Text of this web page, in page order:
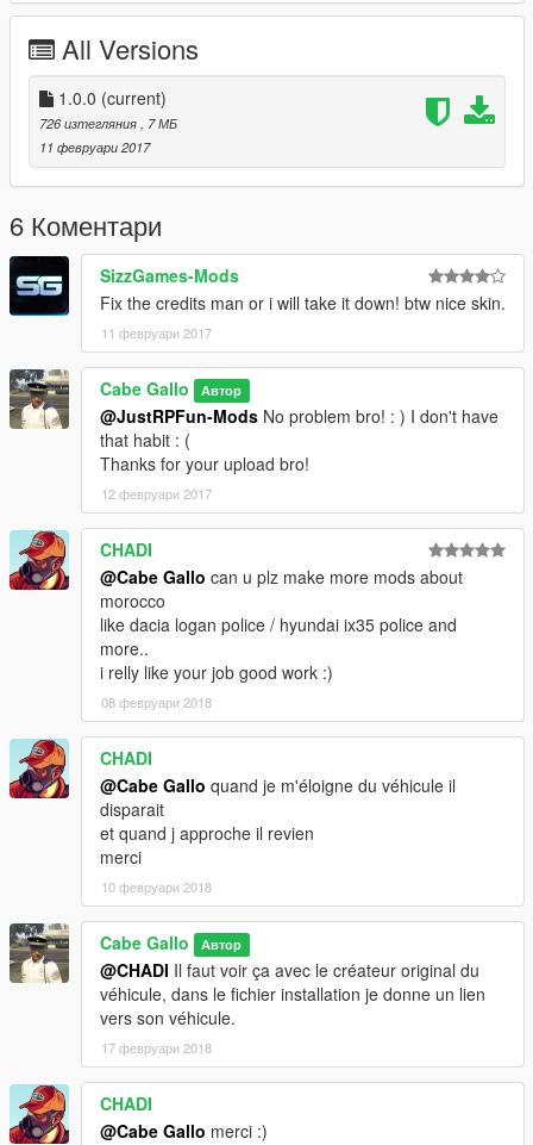
Skin: Cabe-Gallo
Dome light on stick: Installed By JustRPFunMods - Iddo, Made
by AchillesDKPoliceMods
Grill lights: Made by rockstar Installed by JustRPFunMods -
Iddo
Cabe Gallo
contact: cabegallo@netc.fr
All Versions
1.0.0 (current)
726 изтегляния, 7 МБ
11 февруари 2017
6 Коментари
SizzGames-Mods
Fix the credits man or i will take it down! btw nice skin.
11 февруари 2017
Cabe Gallo Автор
@JustRPFun-Mods No problem bro! : ) I don't have
that habit : (
Thanks for your upload bro!
12 февруари 2017
CHADI
@Cabe Gallo can u plz make more mods about
morocco
like dacia logan police / hyundai ix35 police and
more..
i relly like your job good work :)
08 февруари 2018
CHADI
@Cabe Gallo quand je m'éloigne du véhicule il
disparait
et quand j approche il revien
merci
10 февруари 2018
Cabe Gallo Автор
@CHADI Il faut voir ça avec le créateur original du
véhicule, dans le fichier installation je donne un lien
vers son véhicule.
17 февруари 2018
CHADI
@Cabe Gallo merci :)